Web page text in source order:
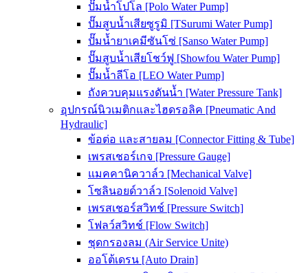
ปั๊มน้ำโปโล [Polo Water Pump]
ปั๊มสูบน้ำเสียซูรูมิ [TSurumi Water Pump]
ปั๊มน้ำยาเคมีซันโซ่ [Sanso Water Pump]
ปั๊มสูบน้ำเสียโชว์ฟู [Showfou Water Pump]
ปั๊มน้ำลีโอ [LEO Water Pump]
ถังควบคุมแรงดันน้ำ [Water Pressure Tank]
อุปกรณ์นิวเมติกและไฮดรอลิค [Pneumatic And
Hydraulic]
ข้อต่อ และสายลม [Connector Fitting & Tube]
เพรสเชอร์เกจ [Pressure Gauge]
แมคคานิควาล์ว [Mechanical Valve]
โซลินอยด์วาล์ว [Solenoid Valve]
เพรสเชอร์สวิทช์ [Pressure Switch]
โฟลว์สวิทช์ [Flow Switch]
ชุดกรองลม (Air Service Unite)
ออโต้เดรน [Auto Drain]